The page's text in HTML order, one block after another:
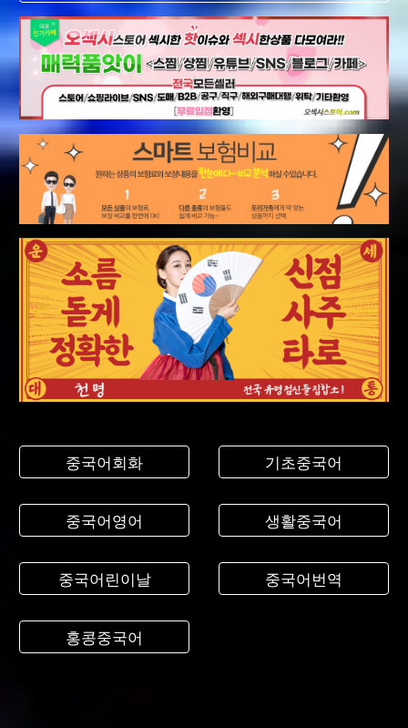
중국어회화
중국어영어
중국어린이날
홍콩중국어
기초중국어
생활중국어
중국어번역